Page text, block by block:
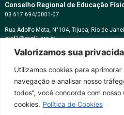
Valorizamos sua
Utilizamos cookies para
navegação e analisar nosso
todos”, você concorda com nosso
cookies. Política de Cookies
Conselho Regional de Educação
03.617.694/0001-07
Rua Adolfo Mota, N°104, Tijuca, Rio de
cref1@cref1.org.br
Assessoria de comunicação:
Horários de atendimento:
Whatsapp: (21) 2569-2398